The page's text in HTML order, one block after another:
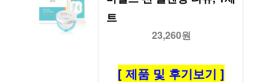
트
23,260원
[ 제품 및 후기보기 ]